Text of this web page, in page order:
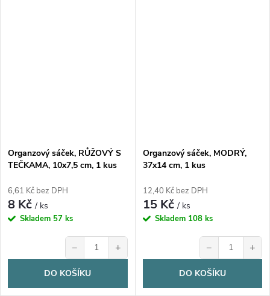
Organzový sáček, RŮŽOVÝ S
TEČKAMA, 10x7,5 cm, 1 kus
6,61 Kč bez DPH
8 Kč/ ks
Skladem 57 ks
− +
DO KOŠÍKU
Organzový sáček, MODRÝ,
37x14 cm, 1 kus
12,40 Kč bez DPH
15 Kč/ ks
Skladem 108 ks
− +
DO KOŠÍKU